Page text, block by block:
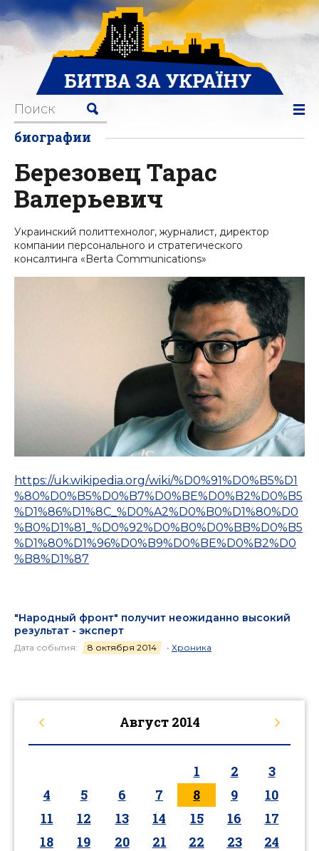
биографии
Березовец Тарас
Валерьевич
Украинский политтехнолог, журналист, директор
компании персонального и стратегического
консалтинга «Berta Communications»
https://uk.wikipedia.org/wiki/%D0%91%D0%B5%D1
%80%D0%B5%D0%B7%D0%BE%D0%B2%D0%B5
%D1%86%D1%8C_%D0%A2%D0%B0%D1%80%D0
%B0%D1%81_%D0%92%D0%B0%D0%BB%D0%B5
%D1%80%D1%96%D0%B9%D0%BE%D0%B2%D0
%B8%D1%87
"Народный фронт" получит неожиданно высокий
результат - эксперт
Дата события: 8 октября 2014 • Хроника
Август 2014
1 2
3
4
5 6 7 8 9
10
11
12 13 14 15 16
17
18
19 20 21 22 23
24